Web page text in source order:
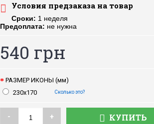
Условия предзаказа на товар
Сроки: 1 неделя
Предоплата: не нужна
540 грн
РАЗМЕР ИКОНЫ (мм)
230х170
Сколько это?
- + КУПИТЬ